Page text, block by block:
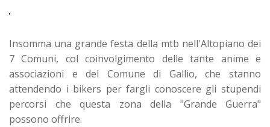
Insomma una grande festa della mtb nell'Altopiano dei
7 Comuni, col coinvolgimento delle tante anime e
associazioni e del Comune di Gallio, che stanno
attendendo i bikers per fargli conoscere gli stupendi
percorsi che questa zona della "Grande Guerra"
possono offrire.